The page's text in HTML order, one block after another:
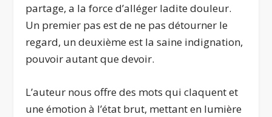
partage, a la force d’alléger ladite douleur.
Un premier pas est de ne pas détourner le
regard, un deuxième est la saine indignation,
pouvoir autant que devoir.
L’auteur nous offre des mots qui claquent et
une émotion à l’état brut, mettant en lumière